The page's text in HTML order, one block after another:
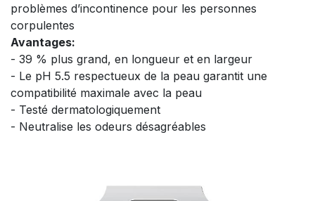
problèmes d’incontinence pour les personnes
corpulentes
Avantages:
- 39 % plus grand, en longueur et en largeur
- Le pH 5.5 respectueux de la peau garantit une
compatibilité maximale avec la peau
- Testé dermatologiquement
- Neutralise les odeurs désagréables